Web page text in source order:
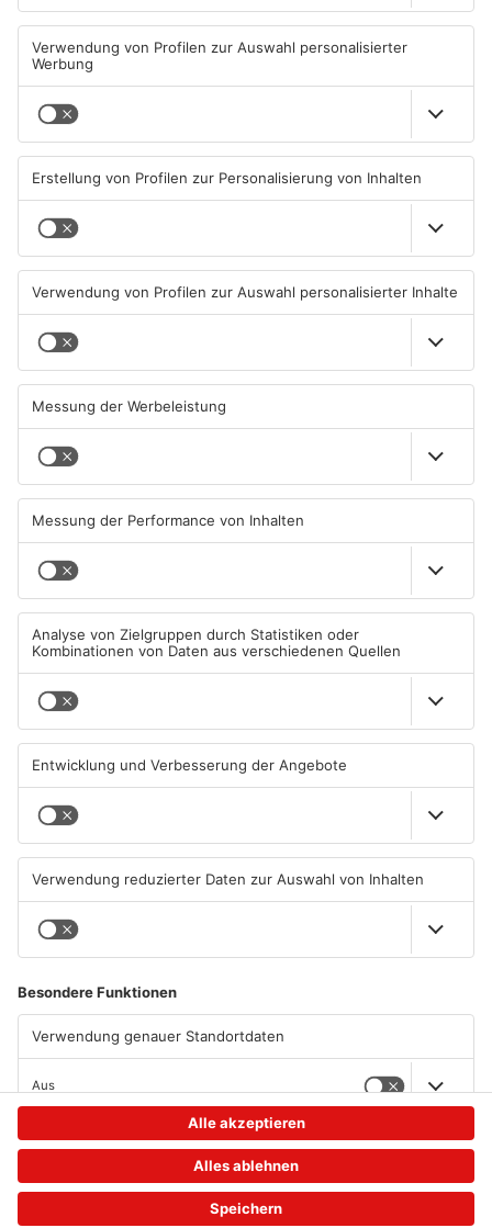
Fußball: Viktoria
Aschaffenburg verliert
gegen TSV-Aubstadt
05.08.2026, 04:30 UHR IN SPORT
Sportergebnisse: TV
Großwallstadt gewinnt den
03.08.2026, 07:38 UHR IN SPORT
Sport: Viktoria mit
Traumstart – Alzenau und
Offenbach verlieren
Saisonstart für Viktoria
Aschaffenburg und Bayern